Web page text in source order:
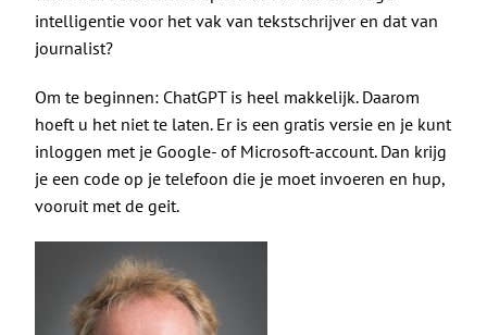
Contact
intelligentie voor het vak van tekstschrijver en dat van
journalist?
Om te beginnen: ChatGPT is heel makkelijk. Daarom
hoeft u het niet te laten. Er is een gratis versie en je kunt
inloggen met je Google- of Microsoft-account. Dan krijg
je een code op je telefoon die je moet invoeren en hup,
vooruit met de geit.